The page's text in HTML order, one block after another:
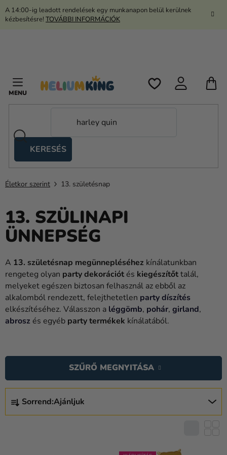
Ugrás
A 14:00-ig leadott rendelések egy munkanapon belül kerülnek
kézbesítésre! TOVÁBBI INFORMÁCIÓK
KERESÉS
sátrak
Kanekalon
Hélium
és
Lufik
Party
Dekoráció
és
kiegészítők
Sütés
Újdonság
Életkor szerint 13. születésnap
13. SZÜLINAPI
ÜNNEPSÉG
A 13. születésnap megünnepléséhez kínálatunkban
rengeteg olyan party dekorációt és kiegészítőttalál,
melyeket egészen biztosan felhasznál az ebből az
alkalomból rendezett, felejthetetlen party díszítés
elkészítéséhez. Válasszon a léggömb, pohár, girland,
abrosz és egyéb party termékek kínálatából.
E
R
Sorrend:Ajánljuk
SZŰRŐ MEGNYITÁSA
E
R
M
É
K